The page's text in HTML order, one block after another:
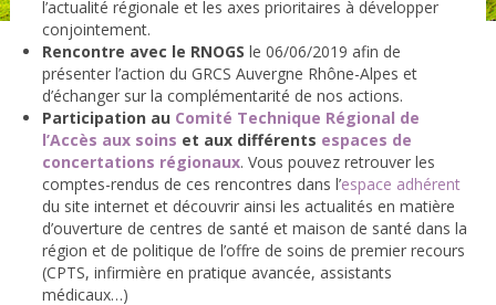
l’actualité régionale et les axes prioritaires à développer
conjointement.
Rencontre avec le RNOGS le 06/06/2019 afin de
présenter l’action du GRCS Auvergne Rhône-Alpes et
d’échanger sur la complémentarité de nos actions.
Participation au Comité Technique Régional de
l’Accès aux soins et aux différents espaces de
concertations régionaux. Vous pouvez retrouver les
comptes-rendus de ces rencontres dans l’espace adhérent
du site internet et découvrir ainsi les actualités en matière
d’ouverture de centres de santé et maison de santé dans la
région et de politique de l’offre de soins de premier recours
(CPTS, infirmière en pratique avancée, assistants
médicaux…)